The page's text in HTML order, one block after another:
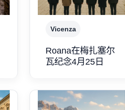
Vicenza
Roana在梅扎塞尔
瓦纪念4月25日